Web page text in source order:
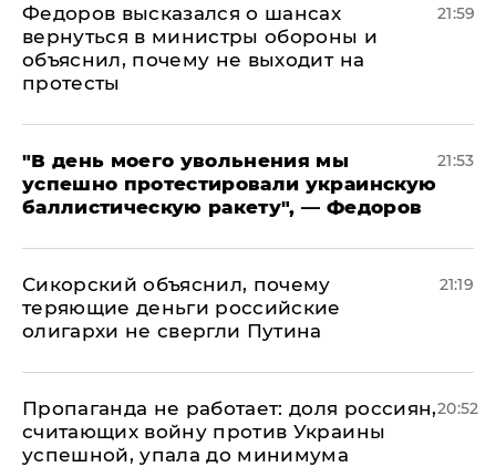
Федоров высказался о шансах
вернуться в министры обороны и
объяснил, почему не выходит на
протесты
21:59
​"В день моего увольнения мы
успешно протестировали украинскую
баллистическую ракету", — Федоров
21:53
Сикорский объяснил, почему
теряющие деньги российские
олигархи не свергли Путина
21:19
​Пропаганда не работает: доля россиян,
считающих войну против Украины
успешной, упала до минимума
20:52